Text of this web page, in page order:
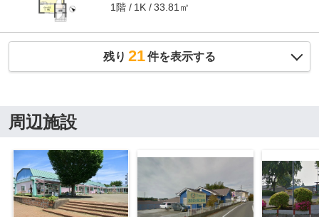
1階 1K 33.81㎡
残り 21件を表示する
周辺施設